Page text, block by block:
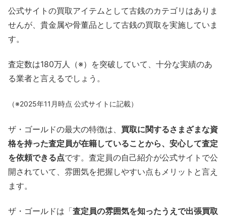
公式サイトの買取アイテムとして古銭のカテゴリはありま
せんが、貴金属や骨董品として古銭の買取を実施していま
す。
査定数は180万人（※）を突破していて、十分な実績のあ
る業者と言えるでしょう。
（※2025年11月時点 公式サイトに記載）
ザ・ゴールドの最大の特徴は、 買取に関するさまざまな資
格を持った査定員が在籍していることから、安心して査定
を依頼できる点です。査定員の自己紹介が公式サイトで公
開されていて、雰囲気を把握しやすい点もメリットと言え
ます。
ザ・ゴールドは「査定員の雰囲気を知ったうえで出張買取